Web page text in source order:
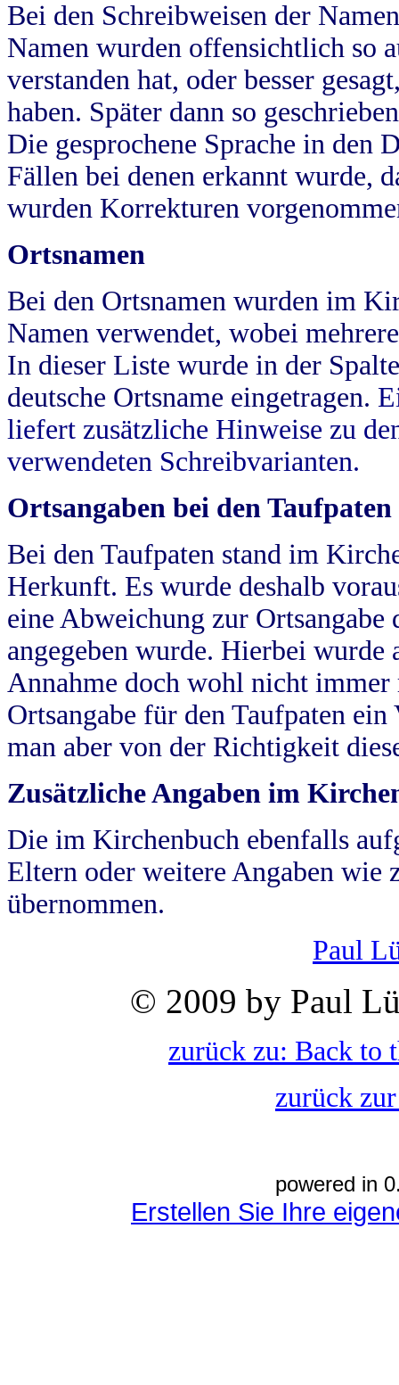
Bei den Schreibweisen der
Namen wurden offensichtlich so
verstanden hat, oder besser
haben. Später dann so
Die gesprochene Sprache in
Fällen bei denen erkannt wurde,
wurden Korrekturen
Ortsnamen
Bei den Ortsnamen wurden im
Namen verwendet, wobei
In dieser Liste wurde in der
deutsche Ortsname eingetragen.
liefert zusätzliche Hinweise zu
verwendeten Schreibvarianten.
Ortsangaben bei den Taufpaten
Bei den Taufpaten stand im
Herkunft. Es wurde deshalb
eine Abweichung zur
angegeben wurde. Hierbei wurde
Annahme doch wohl nicht
Ortsangabe für den Taufpaten
man aber von der Richtigkeit
Zusätzliche Angaben im
Die im Kirchenbuch ebenfalls
Eltern oder weitere Angaben wie
übernommen.
Paul
© 2009 by Paul
zurück zu: Back to
zurück
powered in
Erstellen Sie Ihre